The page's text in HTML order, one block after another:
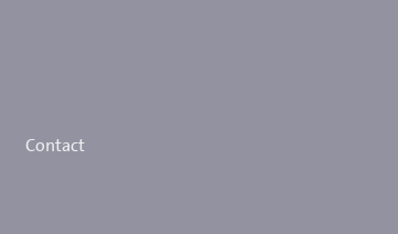
Contact